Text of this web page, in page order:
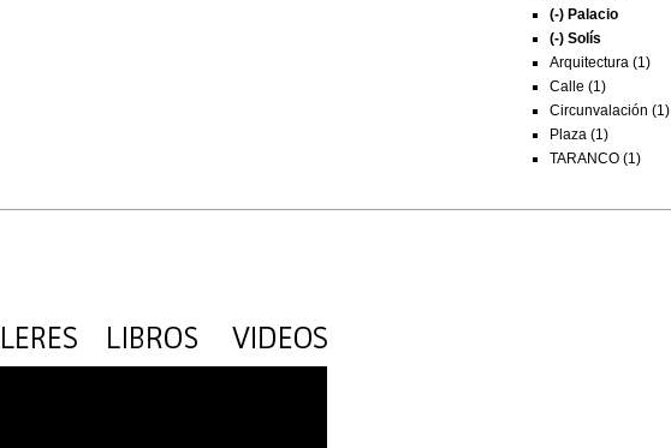
(-) Palacio
(-) Solís
Arquitectura (1)
Calle (1)
Circunvalación (1)
Plaza (1)
TARANCO (1)